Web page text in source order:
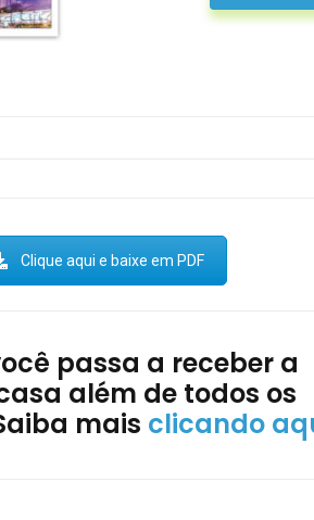
Clique aqui e baixe em PDF
passa a receber a
além de todos os
mais clicando